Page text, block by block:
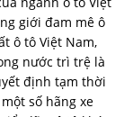
giới đam mê ô
ô tô Việt Nam,
nước trì trệ là
định tạm thời
số hãng xe